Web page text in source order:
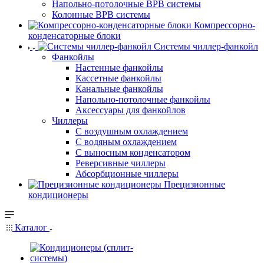
Напольно-потолочные ВРВ системы
Колонные ВРВ системы
Компрессорно-
конденсаторные блоки
Системы чиллер-фанкойл
Фанкойлы
Настенные фанкойлы
Кассетные фанкойлы
Канальные фанкойлы
Напольно-потолочные фанкойлы
Аксессуары для фанкойлов
Чиллеры
С воздушным охлаждением
С водяным охлаждением
С выносным конденсатором
Реверсивные чиллеры
Абсорбционные чиллеры
Прецизионные
кондиционеры
Каталог